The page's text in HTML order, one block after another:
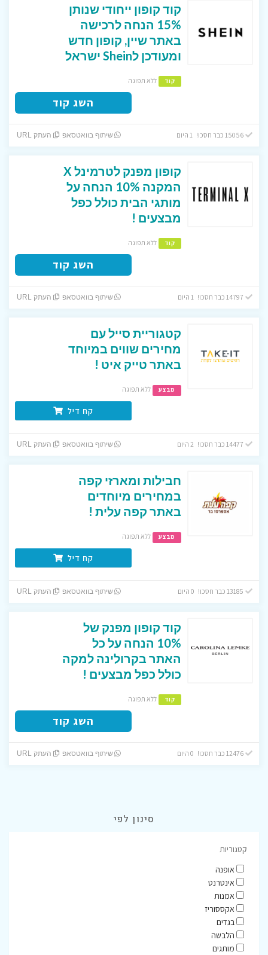
קוד קופון ייחודי שנותן
15% הנחה לרכישה
באתר שיין, קופון חדש
ומעודכן לShein ישראל
קוד ללא תפוגה
השג קוד
15056 כבר חסכו! 1 היום שיתוף בוואטסאפ העתק URL
קופון מפנק לטרמינל X
המקנה 10% הנחה על
מותגי הבית כולל כפל
מבצעים !
קוד ללא תפוגה
השג קוד
שיתוף בוואטסאפ העתק URL
קטגוריית סייל עם
מחירים שווים במיוחד
באתר טייק איט !
מבצע ללא תפוגה
קח דיל
שיתוף בוואטסאפ העתק URL
חבילות ומארזי קפה
במחירים מיוחדים
באתר קפה עלית !
מבצע ללא תפוגה
קח דיל
שיתוף בוואטסאפ העתק URL
קוד קופון מפנק של
10% הנחה על כל
האתר בקרולינה למקה
כולל כפל מבצעים !
קוד ללא תפוגה
השג קוד
12476 כבר חסכו! 0 היום שיתוף בוואטסאפ העתק URL
סינון לפי
קטגוריות
אופנה
אינטרנט
אמנות
אקססוריז
בגדים
הלבשה
מותגים